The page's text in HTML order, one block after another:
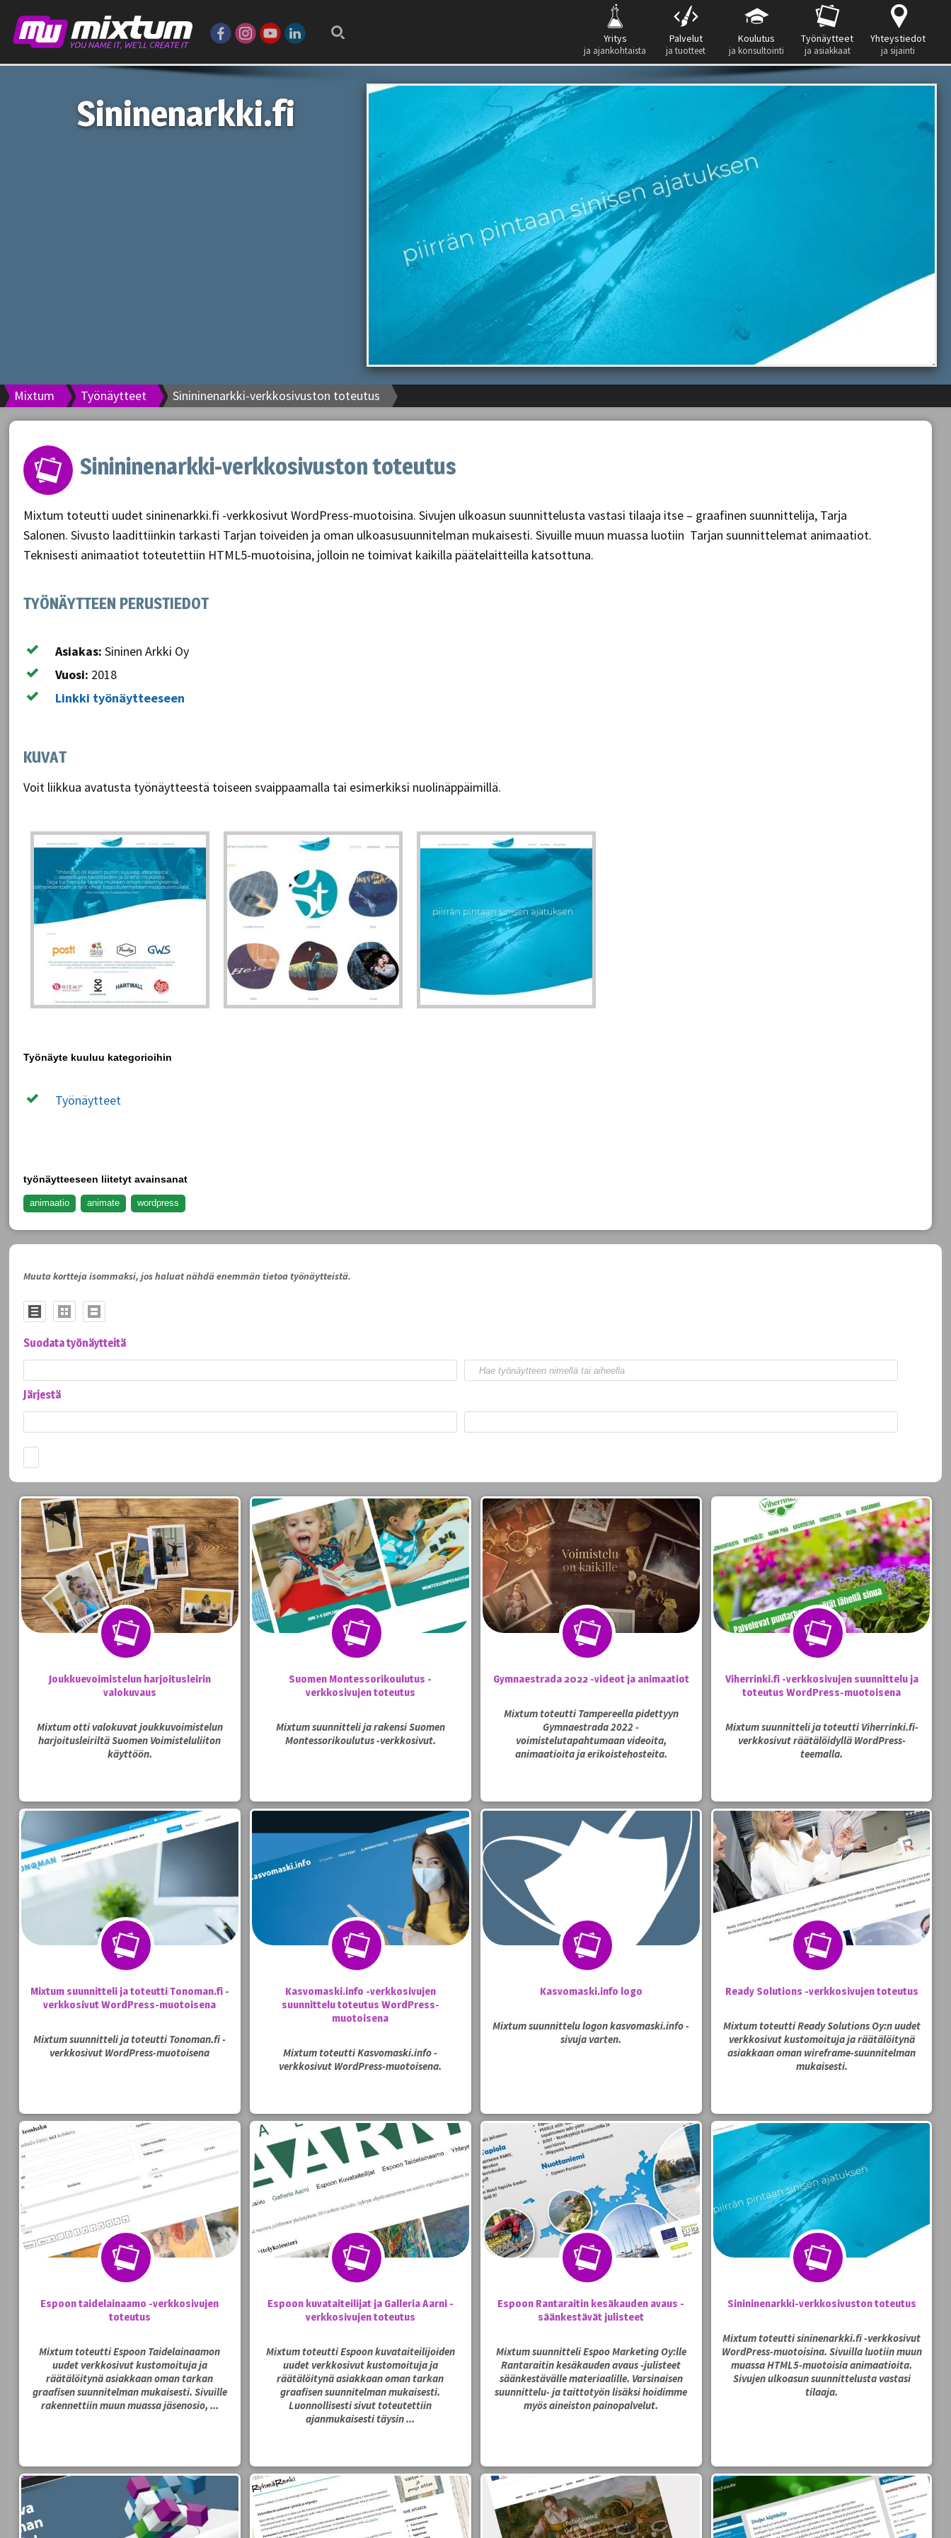
Yritys
ja ajankohtaista
Palvelut
ja tuotteet
Koulutus
ja konsultointi
Työnäytteet
ja asiakkaat
Yhteystiedot
ja sijainti
Sininenarkki.fi
Mixtum Työnäytteet Sinininenarkki-verkkosivuston toteutus
Sinininenarkki-verkkosivuston toteutus
Mixtum toteutti uudet sininenarkki.fi -verkkosivut WordPress-muotoisina. Sivujen ulkoasun suunnittelusta vastasi tilaaja itse – graafinen suunnittelija, Tarja
Salonen. Sivusto laadittiinkin tarkasti Tarjan toiveiden ja oman ulkoasusuunnitelman mukaisesti. Sivuille muun muassa luotiin Tarjan suunnittelemat animaatiot.
Teknisesti animaatiot toteutettiin HTML5-muotoisina, jolloin ne toimivat kaikilla päätelaitteilla katsottuna.
TYÖNÄYTTEEN PERUSTIEDOT
Asiakas: Sininen Arkki Oy
Vuosi: 2018
Linkki työnäytteeseen
KUVAT
Voit liikkua avatusta työnäytteestä toiseen svaippaamalla tai esimerkiksi nuolinäppäimillä.
Työnäyte kuuluu kategorioihin
Työnäytteet
työnäytteeseen liitetyt avainsanat
animaatio animate wordpress
Muuta kortteja isommaksi, jos haluat nähdä enemmän tietoa työnäytteistä.
Suodata työnäytteitä
Järjestä
Joukkuevoimistelun harjoitusleirin
valokuvaus
Mixtum otti valokuvat joukkuvoimistelun
harjoitusleiriltä Suomen Voimisteluliiton
käyttöön.
Suomen Montessorikoulutus -
verkkosivujen toteutus
Mixtum suunnitteli ja rakensi Suomen
Montessorikoulutus -verkkosivut.
Gymnaestrada 2022 -videot ja animaatiot
Mixtum toteutti Tampereella pidettyyn
Gymnaestrada 2022 -
voimistelutapahtumaan videoita,
animaatioita ja erikoistehosteita.
Viherrinki.fi -verkkosivujen suunnittelu ja
toteutus WordPress-muotoisena
Mixtum suunnitteli ja toteutti Viherrinki.fi-
verkkosivut räätälöidyllä WordPress-
teemalla.
Mixtum suunnitteli ja toteutti Tonoman.fi -
verkkosivut WordPress-muotoisena
Mixtum suunnitteli ja toteutti Tonoman.fi -
verkkosivut WordPress-muotoisena
Kasvomaski.info -verkkosivujen
suunnittelu toteutus WordPress-
muotoisena
Mixtum toteutti Kasvomaski.info -
verkkosivut WordPress-muotoisena.
Kasvomaski.info logo
Mixtum suunnittelu logon kasvomaski.info -
sivuja varten.
Ready Solutions -verkkosivujen toteutus
Mixtum toteutti Ready Solutions Oy:n uudet
verkkosivut kustomoituja ja räätälöitynä
asiakkaan oman wireframe-suunnitelman
mukaisesti.
Espoon taidelainaamo -verkkosivujen
toteutus
Mixtum toteutti Espoon Taidelainaamon
uudet verkkosivut kustomoituja ja
räätälöitynä asiakkaan oman tarkan
graafisen suunnitelman mukaisesti. Sivuille
rakennettiin muun muassa jäsenosio, ...
Espoon kuvataiteilijat ja Galleria Aarni -
verkkosivujen toteutus
Mixtum toteutti Espoon kuvataiteilijoiden
uudet verkkosivut kustomoituja ja
räätälöitynä asiakkaan oman tarkan
graafisen suunnitelman mukaisesti.
Luonnollisesti sivut toteutettiin
ajanmukaisesti täysin ...
Espoon Rantaraitin kesäkauden avaus -
säänkestävät julisteet
Mixtum suunnitteli Espoo Marketing Oy:lle
Rantaraitin kesäkauden avaus -julisteet
säänkestävälle materiaalille. Varsinaisen
suunnittelu- ja taittotyön lisäksi hoidimme
myös aineiston painopalvelut.
Sinininenarkki-verkkosivuston toteutus
Mixtum toteutti sininenarkki.fi -verkkosivut
WordPress-muotoisina. Sivuilla luotiin muun
muassa HTML5-muotoisia animaatioita.
Sivujen ulkoasun suunnittelusta vastasi
tilaaja.